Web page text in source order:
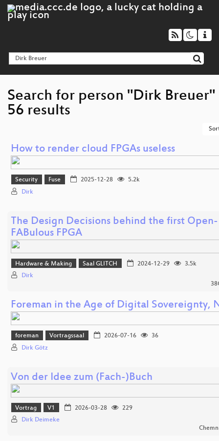
Search for person "Dirk
56 results
How to render cloud FPGAs useless
Security Fuse 2025-12-28
5.2k
Dirk
The Design Decisions behind the first
FABulous FPGA
Hardware & Making Saal GLITCH 2024-12-29
3.5k
Dirk
Foreman in the Age of Digital Sovereignty,
foreman Vortragssaal 2026-07-16
36
Dirk Götz
Von der Idee zum (Fach-)Buch
Vortrag V1 2026-03-28
229
Dirk Deimeke